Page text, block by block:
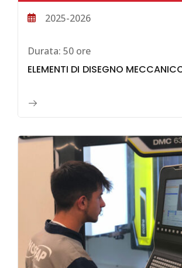
2025-2026
Durata: 50 ore
ELEMENTI DI DISEGNO